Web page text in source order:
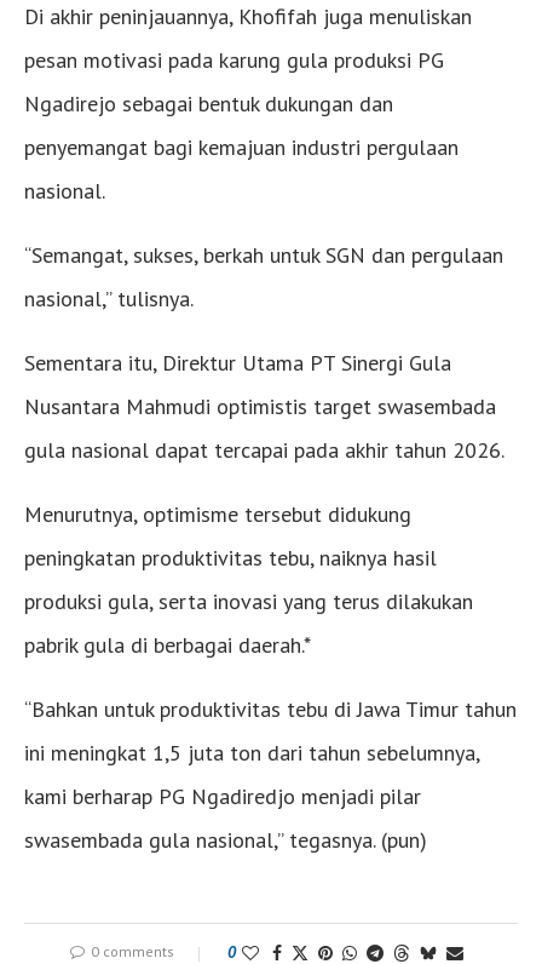
Di akhir peninjauannya, Khofifah juga menuliskan
pesan motivasi pada karung gula produksi PG
Ngadirejo sebagai bentuk dukungan dan
penyemangat bagi kemajuan industri pergulaan
nasional.
“Semangat, sukses, berkah untuk SGN dan pergulaan
nasional,” tulisnya.
Sementara itu, Direktur Utama PT Sinergi Gula
Nusantara Mahmudi optimistis target swasembada
gula nasional dapat tercapai pada akhir tahun 2026.
Menurutnya, optimisme tersebut didukung
peningkatan produktivitas tebu, naiknya hasil
produksi gula, serta inovasi yang terus dilakukan
pabrik gula di berbagai daerah.*
“Bahkan untuk produktivitas tebu di Jawa Timur tahun
ini meningkat 1,5 juta ton dari tahun sebelumnya,
kami berharap PG Ngadiredjo menjadi pilar
swasembada gula nasional,” tegasnya. (pun)
0 comments 0